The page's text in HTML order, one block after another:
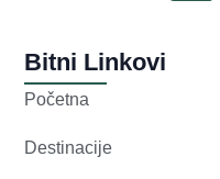
Bitni Linkovi
Početna
Destinacije